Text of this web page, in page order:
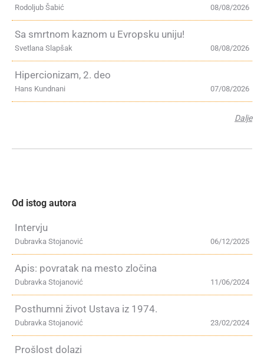
08/08/2026
Rodoljub Šabić
Sa smrtnom kaznom u Evropsku uniju!
08/08/2026
Svetlana Slapšak
Hipercionizam, 2. deo
07/08/2026
Hans Kundnani
Dalje
Od istog autora
Intervju
06/12/2025
Dubravka Stojanović
Apis: povratak na mesto zločina
11/06/2024
Dubravka Stojanović
Posthumni život Ustava iz 1974.
23/02/2024
Dubravka Stojanović
Prošlost dolazi